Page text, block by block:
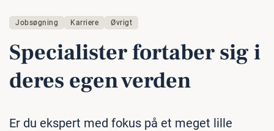
Jobsøgning Karriere Øvrigt
Spe­ci­a­li­ster fortaber sig i
deres egen verden
Er du ekspert med fokus på et meget lille